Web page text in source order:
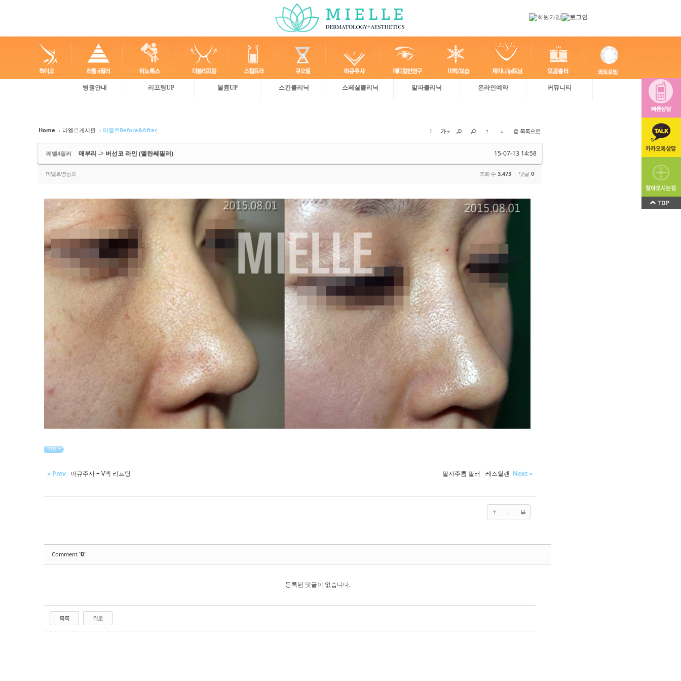
병원안내 리프팅UP 볼륨UP 스킨클리닉 스페셜클리닉 알파클리닉 온라인예약 커뮤니티
Home › 미엘르게시판 › 미엘르Before&After ? 가 목록으로
레벨4필러 15-07-13 14:58
매부리 -> 버선코 라인 (엘란쎄필러)
미엘르영등포 조회 수 3,473 댓글 0
TAG •
« Prev 아큐주사 + V팩 리프팅 팔자주름 필러 - 레스틸렌 Next »
Comment '0'
등록된 댓글이 없습니다.
목록 위로
Sketchbook5, 스케치북5
Sketchbook5, 스케치북5
Sketchbook5, 스케치북5
Sketchbook5, 스케치북5